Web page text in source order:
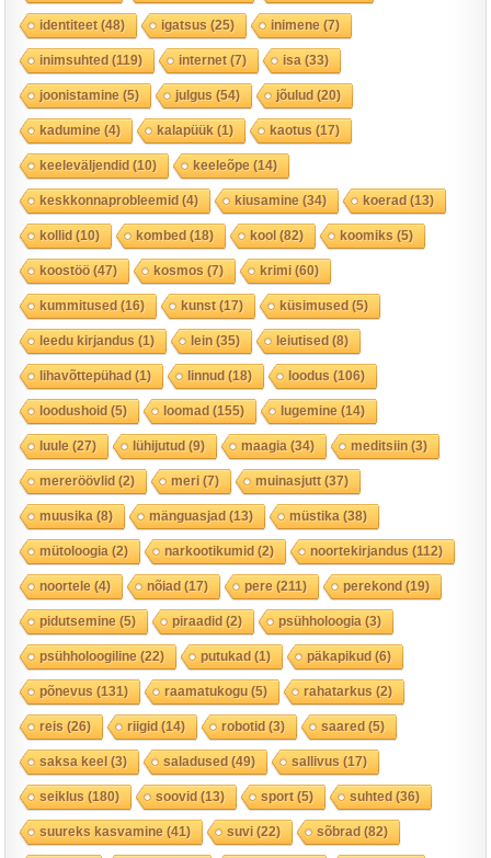
identiteet(48) igatsus (25) inimene (7)
inimsuhted(119) internet(7) isa (33)
joonistamine (5) julgus (54) jõulud(20)
kadumine (4) kalapüük (1) kaotus (17)
keeleväljendid(10) keeleõpe (14)
keskkonnaprobleemid(4) kiusamine (34) koerad(13)
kollid(10) kombed(18) kool(82) koomiks (5)
koostöö(47) kosmos (7) krimi(60)
kummitused(16) kunst(17) küsimused(5)
leedu kirjandus (1) lein(35) leiutised(8)
lihavõttepühad(1) linnud(18) loodus (106)
loodushoid(5) loomad(155) lugemine (14)
luule (27) lühijutud(9) maagia (34) meditsiin(3)
mereröövlid(2) meri(7) muinasjutt(37)
muusika (8) mänguasjad(13) müstika (38)
mütoloogia (2) narkootikumid(2) noortekirjandus (112)
noortele (4) nõiad(17) pere (211) perekond(19)
pidutsemine (5) piraadid(2) psühholoogia (3)
psühholoogiline (22) putukad(1) päkapikud(6)
põnevus (131) raamatukogu(5) rahatarkus (2)
reis (26) riigid(14) robotid(3) saared(5)
saksa keel(3) saladused(49) sallivus (17)
seiklus (180) soovid(13) sport(5) suhted(36)
suureks kasvamine (41) suvi(22) sõbrad(82)